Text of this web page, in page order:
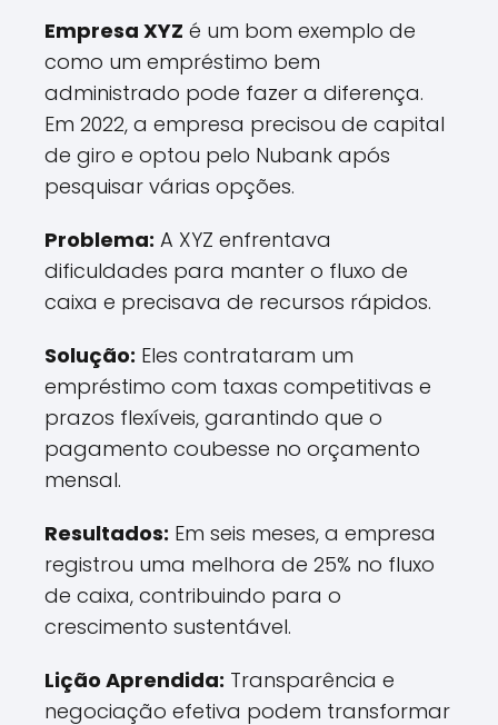
Empresa XYZ é um bom exemplo de
como um empréstimo bem
administrado pode fazer a diferença.
Em 2022, a empresa precisou de capital
de giro e optou pelo Nubank após
pesquisar várias opções.
Problema: A XYZ enfrentava
dificuldades para manter o fluxo de
caixa e precisava de recursos rápidos.
Solução: Eles contrataram um
empréstimo com taxas competitivas e
prazos flexíveis, garantindo que o
pagamento coubesse no orçamento
mensal.
Resultados: Em seis meses, a empresa
registrou uma melhora de 25% no fluxo
de caixa, contribuindo para o
crescimento sustentável.
Lição Aprendida: Transparência e
negociação efetiva podem transformar